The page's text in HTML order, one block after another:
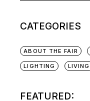
CATEGORIES
ABOUT THE FAIR
LIGHTING LIVING
FEATURED: